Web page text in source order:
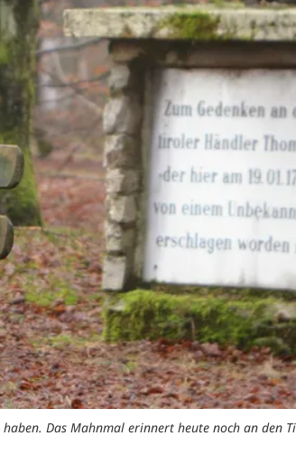
Das Mahnmal erinnert heute noch an den